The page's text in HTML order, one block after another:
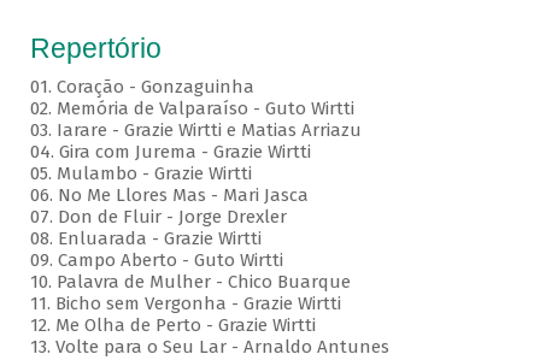
Repertório
01. Coração - Gonzaguinha
02. Memória de Valparaíso - Guto Wirtti
03. Iarare - Grazie Wirtti e Matias Arriazu
04. Gira com Jurema - Grazie Wirtti
05. Mulambo - Grazie Wirtti
06. No Me Llores Mas - Mari Jasca
07. Don de Fluir - Jorge Drexler
08. Enluarada - Grazie Wirtti
09. Campo Aberto - Guto Wirtti
10. Palavra de Mulher - Chico Buarque
11. Bicho sem Vergonha - Grazie Wirtti
12. Me Olha de Perto - Grazie Wirtti
13. Volte para o Seu Lar - Arnaldo Antunes